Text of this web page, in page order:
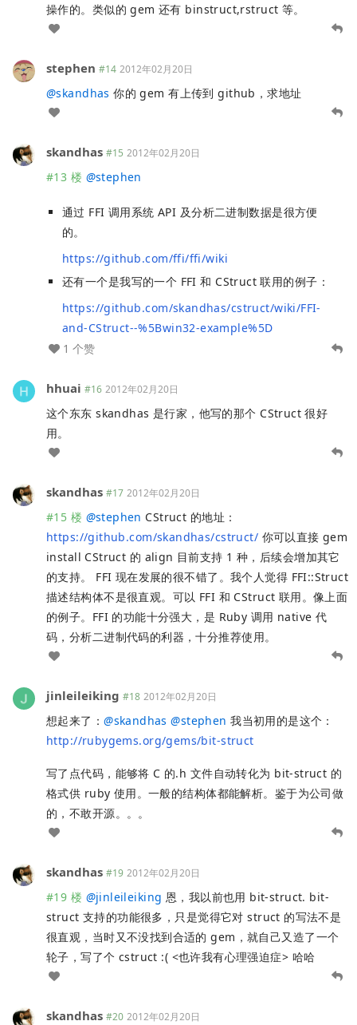
操作的。类似的 gem 还有 binstruct,rstruct 等。
stephen #14 2012年02月20日
@skandhas 你的 gem 有上传到 github，求地址
skandhas #15 2012年02月20日
#13 楼 @stephen
通过 FFI 调用系统 API 及分析二进制数据是很方便
的。
https://github.com/ffi/ffi/wiki
还有一个是我写的一个 FFI 和 CStruct 联用的例子：
https://github.com/skandhas/cstruct/wiki/FFI-
and-CStruct--%5Bwin32-example%5D
1 个赞
hhuai #16 2012年02月20日
这个东东 skandhas 是行家，他写的那个 CStruct 很好
用。
skandhas #17 2012年02月20日
#15 楼 @stephen CStruct 的地址：
https://github.com/skandhas/cstruct/ 你可以直接 gem
install CStruct 的 align 目前支持 1 种，后续会增加其它
的支持。 FFI 现在发展的很不错了。我个人觉得 FFI::Struct
描述结构体不是很直观。可以 FFI 和 CStruct 联用。像上面
的例子。FFI 的功能十分强大，是 Ruby 调用 native 代
码，分析二进制代码的利器，十分推荐使用。
jinleileiking #18 2012年02月20日
想起来了：@skandhas @stephen 我当初用的是这个：
http://rubygems.org/gems/bit-struct
写了点代码，能够将 C 的.h 文件自动转化为 bit-struct 的
格式供 ruby 使用。一般的结构体都能解析。鉴于为公司做
的，不敢开源。。。
skandhas #19 2012年02月20日
#19 楼 @jinleileiking 恩，我以前也用 bit-struct. bit-
struct 支持的功能很多，只是觉得它对 struct 的写法不是
很直观，当时又不没找到合适的 gem，就自己又造了一个
轮子，写了个 cstruct :( <也许我有心理强迫症> 哈哈
skandhas #20 2012年02月20日